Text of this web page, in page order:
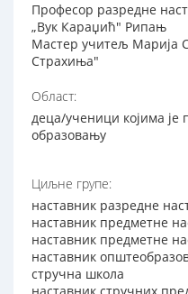
Професор разредне
„Вук Караџић" Рипањ
Мастер учитељ Марија
Страхиња"
Област:
деца/ученици којима је
образовању
Циљне групе:
наставник разредне
наставник предметне
наставник предметне
наставник
стручна школа